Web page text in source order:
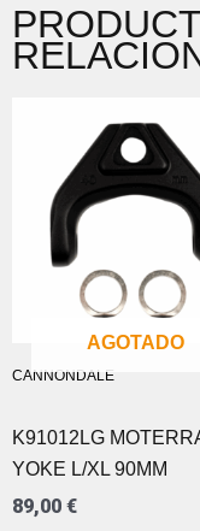
AGOTADO
CANNONDALE
K91012LG
YOKE L/XL 90MM
89,00 €